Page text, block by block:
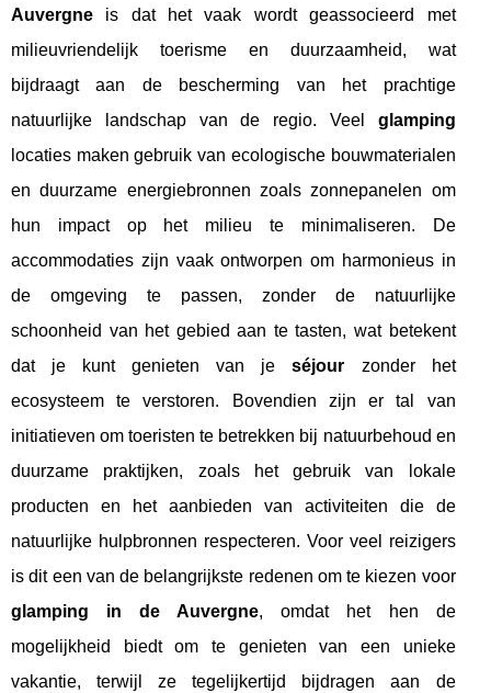
Auvergne is dat het vaak wordt geassocieerd met
milieuvriendelijk toerisme en duurzaamheid, wat
bijdraagt aan de bescherming van het prachtige
natuurlijke landschap van de regio. Veel glamping
locaties maken gebruik van ecologische bouwmaterialen
en duurzame energiebronnen zoals zonnepanelen om
hun impact op het milieu te minimaliseren. De
accommodaties zijn vaak ontworpen om harmonieus in
de omgeving te passen, zonder de natuurlijke
schoonheid van het gebied aan te tasten, wat betekent
dat je kunt genieten van jeséjour zonder het
ecosysteem te verstoren. Bovendien zijn er tal van
initiatieven om toeristen te betrekken bij natuurbehoud en
duurzame praktijken, zoals het gebruik van lokale
producten en het aanbieden van activiteiten die de
natuurlijke hulpbronnen respecteren. Voor veel reizigers
is dit een van de belangrijkste redenen om te kiezen voor
glamping in de Auvergne, omdat het hen de
mogelijkheid biedt om te genieten van een unieke
vakantie, terwijl ze tegelijkertijd bijdragen aan de